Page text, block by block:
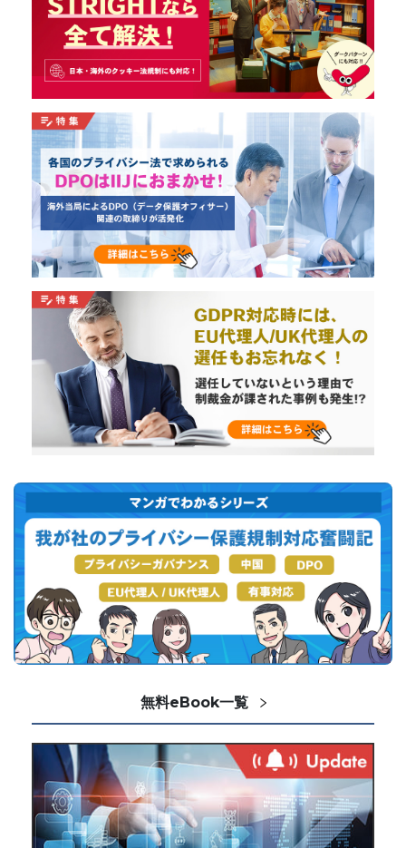
無料eBook一覧